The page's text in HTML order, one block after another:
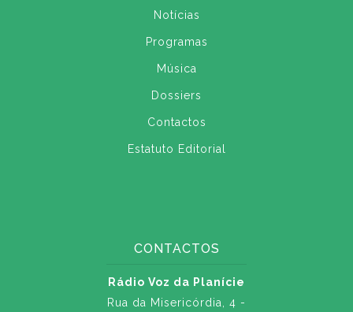
Notícias
Programas
Música
Dossiers
Contactos
Estatuto Editorial
CONTACTOS
Rádio Voz da Planície
Rua da Misericórdia, 4 -